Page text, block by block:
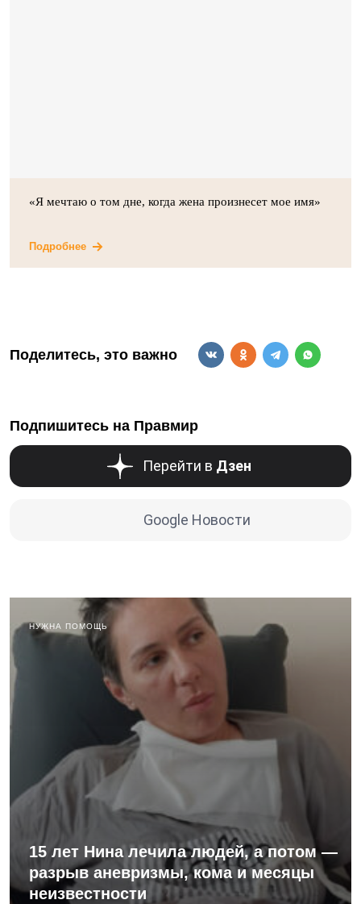
«Я мечтаю о том дне, когда жена произнесет мое имя»
Подробнее
Поделитесь, это важно
Подпишитесь на Правмир
Перейти в Дзен
Google Новости
НУЖНА ПОМОЩЬ
15 лет Нина лечила людей, а потом —
разрыв аневризмы, кома и месяцы
неизвестности